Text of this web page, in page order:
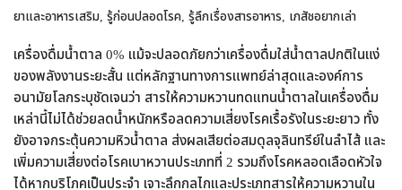
ยาและอาหารเสริม, รู้ก่อนปลอดโรค, รู้ลึกเรื่องสารอาหาร, เภสัชอยากเล่า
เครื่องดื่มน้ำตาล 0% แม้จะปลอดภัยกว่าเครื่องดื่มใส่น้ำตาลปกติในแง่
ของพลังงานระยะสั้น แต่หลักฐานทางการแพทย์ล่าสุดและองค์การ
อนามัยโลกระบุชัดเจนว่า สารให้ความหวานทดแทนน้ำตาลในเครื่องดื่ม
เหล่านี้ไม่ได้ช่วยลดน้ำหนักหรือลดความเสี่ยงโรคเรื้อรังในระยะยาว ทั้ง
ยังอาจกระตุ้นความหิวน้ำตาล ส่งผลเสียต่อสมดุลจุลินทรีย์ในลำไส้ และ
เพิ่มความเสี่ยงต่อโรคเบาหวานประเภทที่ 2 รวมถึงโรคหลอดเลือดหัวใจ
ได้หากบริโภคเป็นประจำ เจาะลึกกลไกและประเภทสารให้ความหวานใน